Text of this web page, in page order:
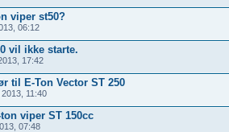
viper st50?
06:12
vil ikke starte.
17:42
til E-Ton Vector ST 250
11:40
viper ST 150cc
07:48